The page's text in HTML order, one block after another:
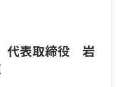
代表取締役 岩